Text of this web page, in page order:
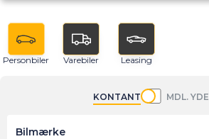
Personbiler Varebiler Leasing
KONTANT MDL.
Bilmærke